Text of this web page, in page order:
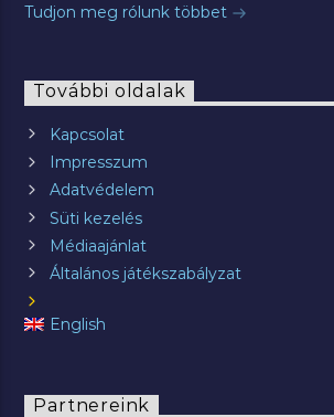
Tudjon meg rólunk többet
További oldalak
Kapcsolat
Impresszum
Adatvédelem
Süti kezelés
Médiaajánlat
Általános játékszabályzat
English
Partnereink